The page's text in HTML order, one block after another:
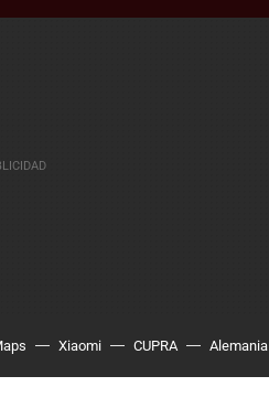
Xiaomi CUPRA Alemania